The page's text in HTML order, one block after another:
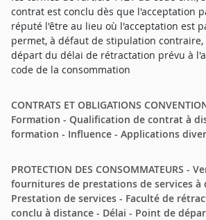
contrat est conclu dès que l'acceptation
réputé l'être au lieu où l'acceptation est
permet, à défaut de stipulation
départ du délai de rétractation prévu à
code de la consommation
CONTRATS ET OBLIGATIONS
Formation - Qualification de contrat à
formation - Influence - Applications
PROTECTION DES CONSOMMATEURS -
fournitures de prestations de services à
Prestation de services - Faculté de
conclu à distance - Délai - Point de